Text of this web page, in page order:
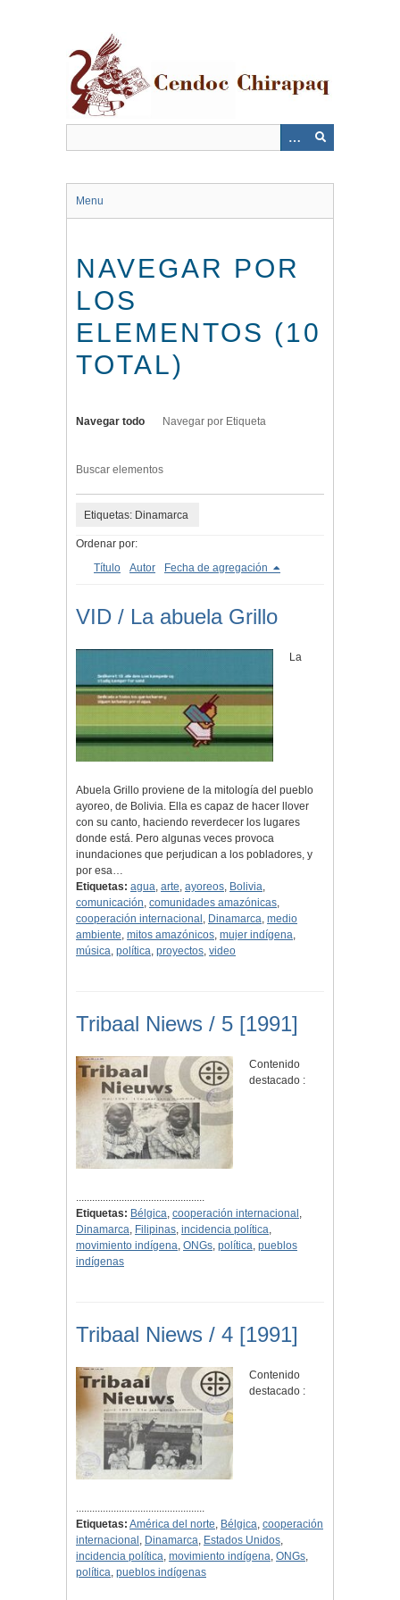
Menu
NAVEGAR POR
LOS
ELEMENTOS (10
TOTAL)
Navegar todo Navegar por Etiqueta
Buscar elementos
Etiquetas: Dinamarca
Ordenar por:
Título
Autor Fecha de agregación
VID / La abuela Grillo
La
Abuela Grillo proviene de la mitología del pueblo
ayoreo, de Bolivia. Ella es capaz de hacer llover
con su canto, haciendo reverdecer los lugares
donde está. Pero algunas veces provoca
inundaciones que perjudican a los pobladores, y
por esa…
Etiquetas: agua, arte, ayoreos, Bolivia,
comunicación, comunidades amazónicas,
cooperación internacional , Dinamarca, medio
ambiente, mitos amazónicos, mujer indígena,
música, política, proyectos, video
Tribaal Niews / 5 [1991]
Contenido
destacado :
................................................
Etiquetas: Bélgica, cooperación internacional ,
Dinamarca, Filipinas, incidencia política,
movimiento indígena, ONGs, política, pueblos
indígenas
Tribaal Niews / 4 [1991]
Contenido
destacado :
................................................
Etiquetas: América del norte, Bélgica, cooperación
internacional , Dinamarca, Estados Unidos,
incidencia política, movimiento indígena, ONGs,
política, pueblos indígenas